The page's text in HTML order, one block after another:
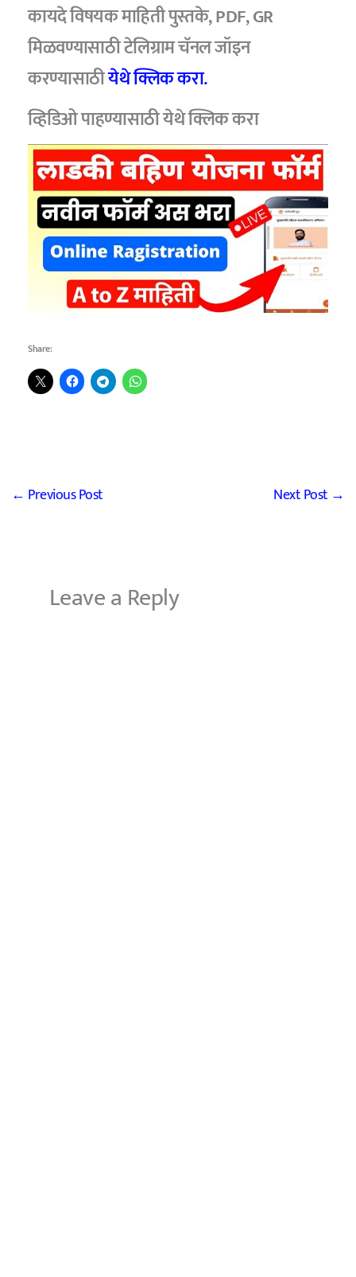
कायदे विषयक माहिती पुस्तके, PDF, GR
मिळवण्यासाठी टेलिग्राम चॅनल जॉइन
करण्यासाठीयेथे क्लिक करा.
व्हिडिओ पाहण्यासाठीयेथे क्लिक करा
Share:
← Previous Post Next Post →
Leave a Reply